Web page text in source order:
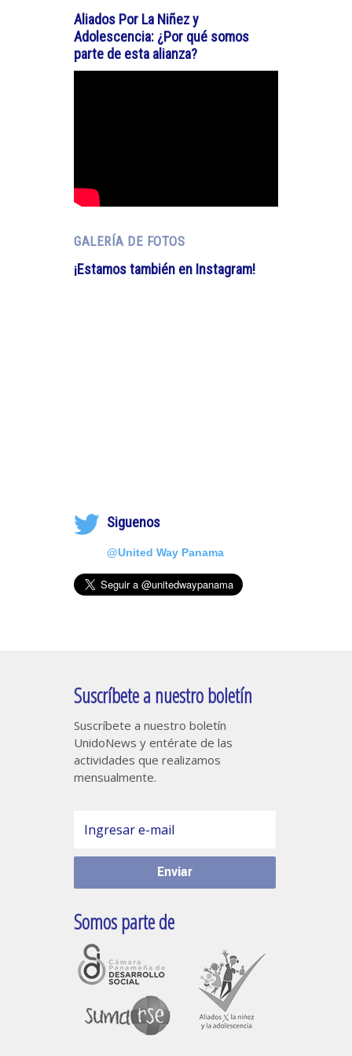
Aliados Por La Niñez y
Adolescencia: ¿Por qué somos
parte de esta alianza?
GALERÍA DE FOTOS
¡Estamos también en Instagram!
Siguenos
@United Way Panama
Suscríbete a nuestro boletín
Suscríbete a nuestro boletín
UnidoNews y entérate de las
actividades que realizamos
mensualmente.
Somos parte de